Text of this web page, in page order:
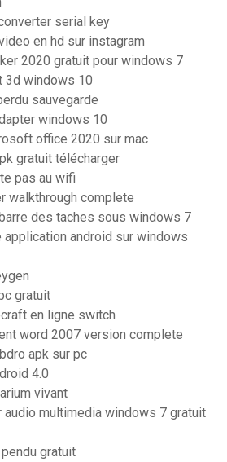
serial key
en hd sur instagram
2020 gratuit pour windows 7
3d windows 10
sauvegarde
windows 10
office 2020 sur mac
gratuit télécharger
pas au wifi
walkthrough complete
des taches sous windows 7
application android sur windows
gratuit
en ligne switch
word 2007 version complete
apk sur pc
4.0
vivant
audio multimedia windows 7 gratuit
gratuit